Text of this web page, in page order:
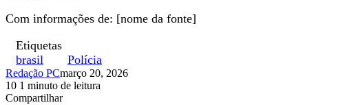
Com informações de: [nome da fonte]
Etiquetas
brasil
Polícia
Redação PCmarço 20, 2026
10 1 minuto de leitura
Facebook
X
Linkedin
Pinterest
WhatsApp
Telegram
Compartilhar